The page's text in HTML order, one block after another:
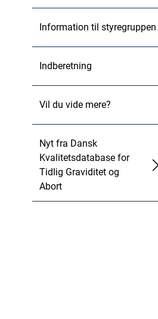
Information til styregruppen
Indberetning
Vil du vide mere?
Nyt fra Dansk
Kvalitetsdatabase for
Tidlig Graviditet og
Abort